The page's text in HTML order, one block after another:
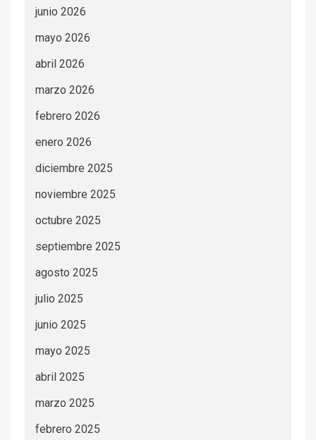
junio 2026
mayo 2026
abril 2026
marzo 2026
febrero 2026
enero 2026
diciembre 2025
noviembre 2025
octubre 2025
septiembre 2025
agosto 2025
julio 2025
junio 2025
mayo 2025
abril 2025
marzo 2025
febrero 2025